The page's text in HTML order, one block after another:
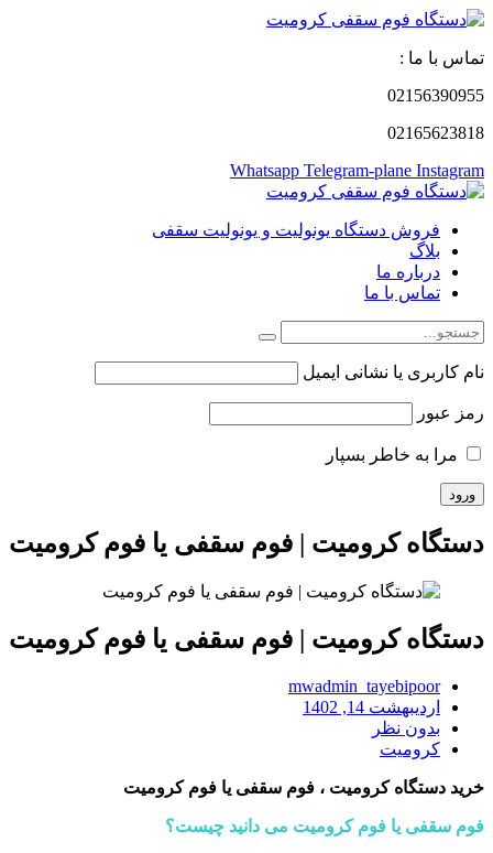
تماس با ما :
02156390955
02165623818
Whatsapp Telegram-plane Instagram
فروش دستگاه یونولیت و یونولیت سقفی
بلاگ
درباره ما
تماس با ما
نام کاربری یا نشانی ایمیل
رمز عبور
مرا به خاطر بسپار
دستگاه کرومیت | فوم سقفی یا فوم کرومیت
دستگاه کرومیت | فوم سقفی یا فوم کرومیت
mwadmin_tayebipoor
اردیبهشت 14, 1402
بدون نظر
کرومیت
خرید دستگاه کرومیت ، فوم سقفی یا فوم کرومیت
فوم سقفی یا فوم کرومیت می دانید چیست؟